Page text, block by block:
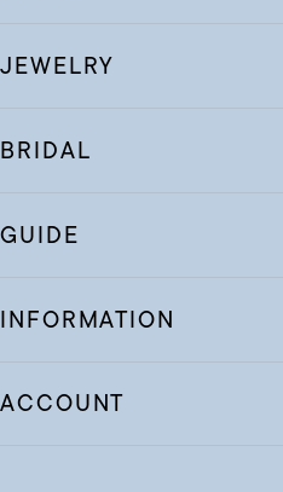
JEWELRY
BRIDAL
GUIDE
INFORMATION
ACCOUNT